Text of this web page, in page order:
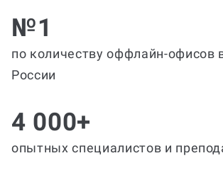
№1
по количеству оффлайн-офисов
России
4 000+
опытных специалистов и